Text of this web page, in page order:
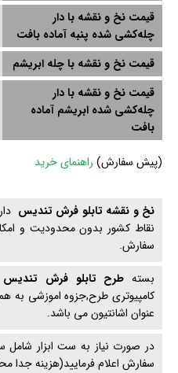
قیمت نخ و نقشه با دار
چله‌کشی‌ شده پنبه آماده بافت
قیمت نخ و نقشه با چله ابریشم
قیمت نخ و نقشه با دار
چله‌کشی‌ شده ابریشم آماده
بافت
(پیش سفارش) راهنمای خرید
نخ و نقشه تابلو فرش تندیس
نقاط کشور بدون محدودیت و
سفارش.
بسته طرح تابلو فرش
کامپیوتری طرح,جزوه اموزشی به
عنوان اشانتیون می باشد.
در صورت نیاز به ست ابزار
سفارش اعلام فرمایید(هزینه جدا